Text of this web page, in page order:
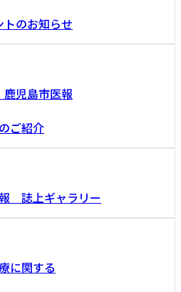
トのお知らせ
児島市医報
のご紹介
誌上ギャラリー
に関する